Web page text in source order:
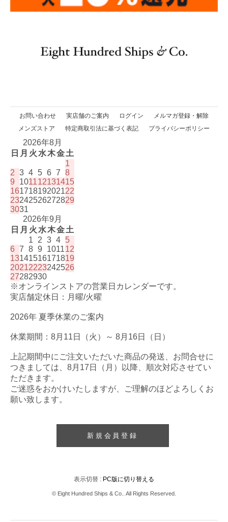
お問い合わせ 実店舗のご案内 ログイン
メルマガ登録・解除
メンズストア
特定商取引法に基づく表記 プライバシーポリシー
2026年8月
日 月 火 水木金土
1
2 3 4 5 6 7 8
9
101112131415
16171819202122
23242526272829
3031
2026年9月
日 月 火 水木金土
1
2 3 4 5
6 7 8 9 101112
13141516171819
20212223242526
27282930
※オンラインストアの営業日カレンダーです。
実店舗定休日：月曜/火曜
2026年 夏季休業のご案内
休業期間：8月11日（火）～ 8月16日（日）
上記期間中にご注文いただいた商品の発送、お問合せに
つきましては、8月17日（月）以降、順次対応させてい
ただきます。
ご迷惑をおかけいたしますが、ご理解のほどよろしくお
願い致します。
新規会員登録
表示切替 : PC版に切り替える
© Eight Hundred Ships & Co.. All Rights Reserved.